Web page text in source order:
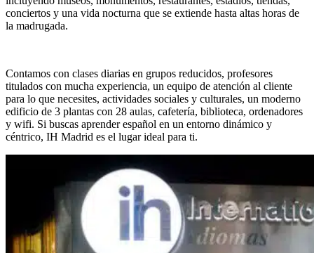
conciertos y una vida nocturna que se extiende hasta altas horas de
la madrugada.
Contamos con clases diarias en grupos reducidos, profesores
titulados con mucha experiencia, un equipo de atención al cliente
para lo que necesites, actividades sociales y culturales, un moderno
edificio de 3 plantas con 28 aulas, cafetería, biblioteca, ordenadores
y wifi. Si buscas aprender español en un entorno dinámico y
céntrico, IH Madrid es el lugar ideal para ti.